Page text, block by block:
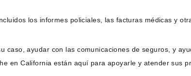
los informes policiales, las facturas médicas y
ayudar con las comunicaciones de seguros, y
en California están aquí para apoyarle y atender sus